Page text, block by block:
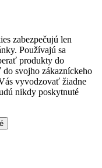
zabezpečujú len
Používajú sa
produkty do
svojho zákazníckeho
vyvodzovať žiadne
nikdy poskytnuté